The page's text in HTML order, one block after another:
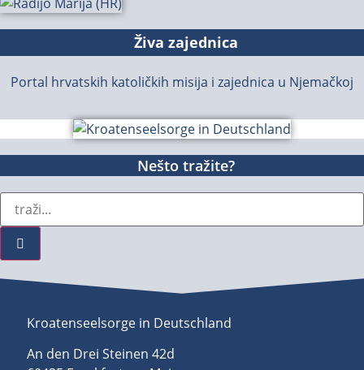
Živa zajednica
Portal hrvatskih katoličkih misija i zajednica u Njemačkoj
Nešto tražite?
Kroatenseelsorge in Deutschland
An den Drei Steinen 42d